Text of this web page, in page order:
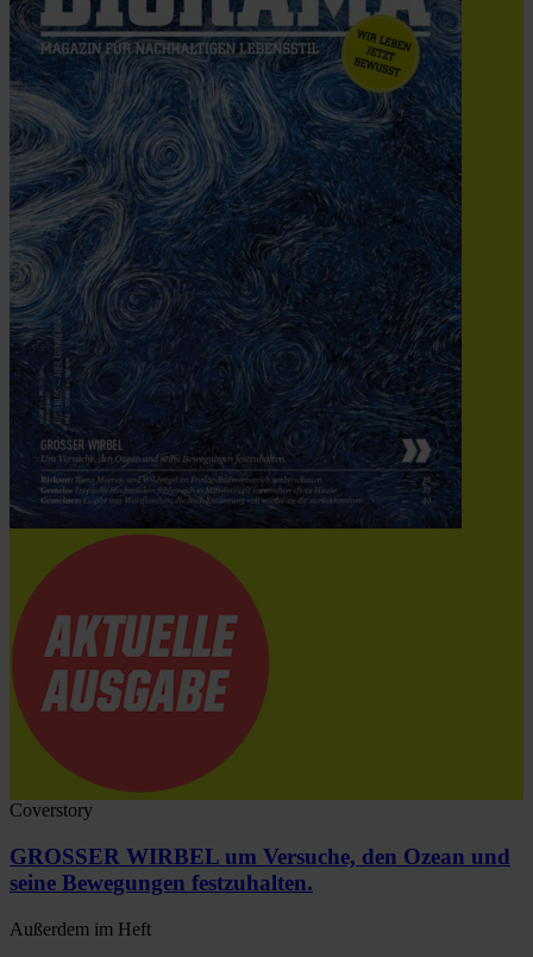
Coverstory
GROSSER WIRBEL um Versuche, den Ozean und
seine Bewegungen festzuhalten.
Außerdem im Heft